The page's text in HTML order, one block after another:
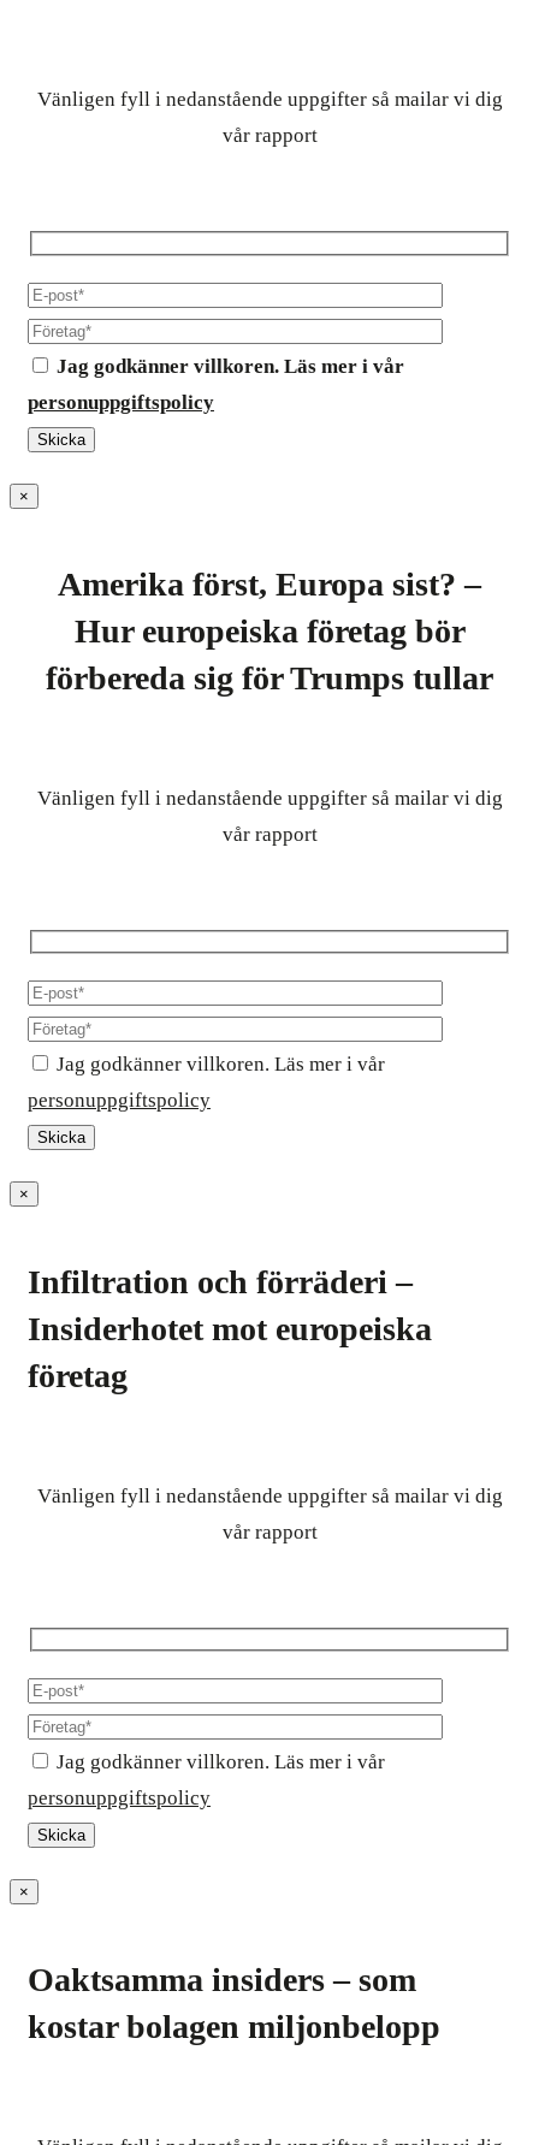
Vänligen fyll i nedanstående uppgifter så mailar vi dig
vår rapport
Jag godkänner villkoren. Läs mer i vår
personuppgiftspolicy
×
Amerika först, Europa sist? –
Hur europeiska företag bör
förbereda sig för Trumps tullar
Vänligen fyll i nedanstående uppgifter så mailar vi dig
vår rapport
Jag godkänner villkoren. Läs mer i vår
personuppgiftspolicy
×
Infiltration och förräderi –
Insiderhotet mot europeiska
företag
Vänligen fyll i nedanstående uppgifter så mailar vi dig
vår rapport
Jag godkänner villkoren. Läs mer i vår
personuppgiftspolicy
×
Oaktsamma insiders – som
kostar bolagen miljonbelopp